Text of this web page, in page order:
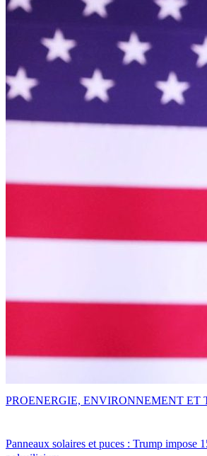
Panneaux solaires et puces : Trump impose
PROENERGIE, ENVIRONNEMENT ET